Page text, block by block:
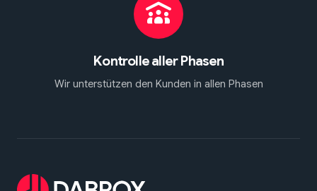
Kontrolle aller Phasen
Wir unterstützen den Kunden in allen Phasen